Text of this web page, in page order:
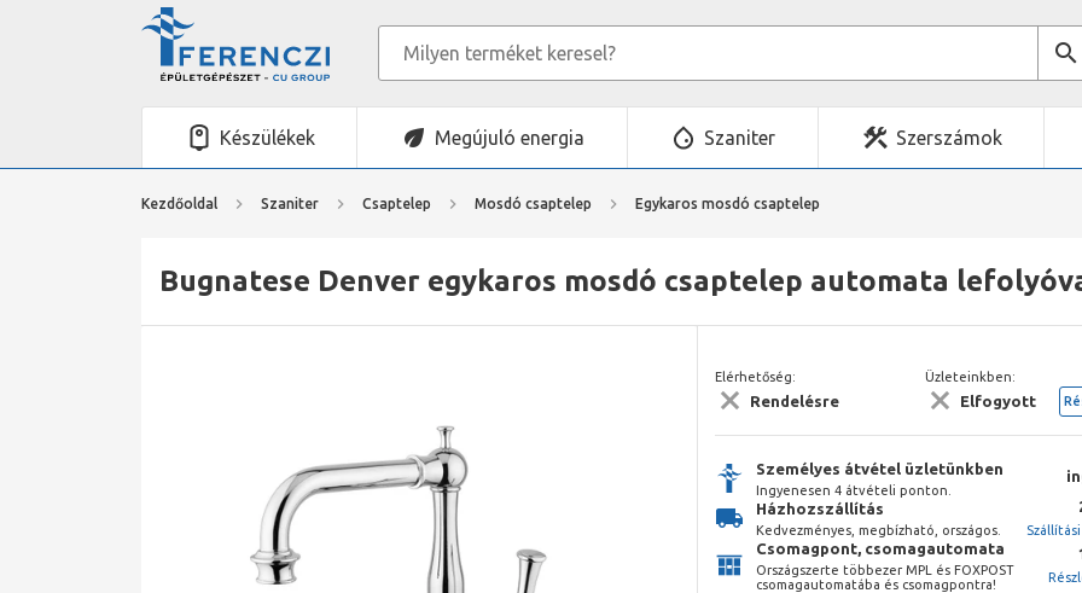
Készülékek Megújuló energia Szaniter Szerszámok
Kezdőoldal Szaniter Csaptelep Mosdó csaptelep Egykaros mosdó csaptelep
Bugnatese Denver egykaros mosdó csaptelep automata
Elérhetőség:
Rendelésre
Üzleteinkben:
Elfogyott
Személyes átvétel üzletünkben
Ingyenesen 4 átvételi ponton.
Házhozszállítás
Kedvezményes, megbízható, országos.
Csomagpont, csomagautomata
Országszerte többezer MPL és FOXPOST
csomagautomatába és csomagpontra!